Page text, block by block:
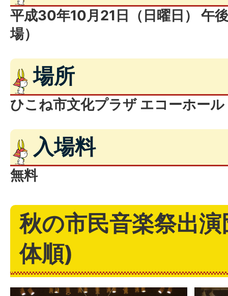
平成30年10月21日（日曜日） 午
場）
場所
ひこね市文化プラザ エコーホール
入場料
無料
秋の市民音楽祭出
体順)